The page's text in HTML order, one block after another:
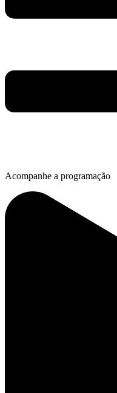
Acompanhe a programação